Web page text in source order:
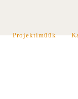
Projektimüük